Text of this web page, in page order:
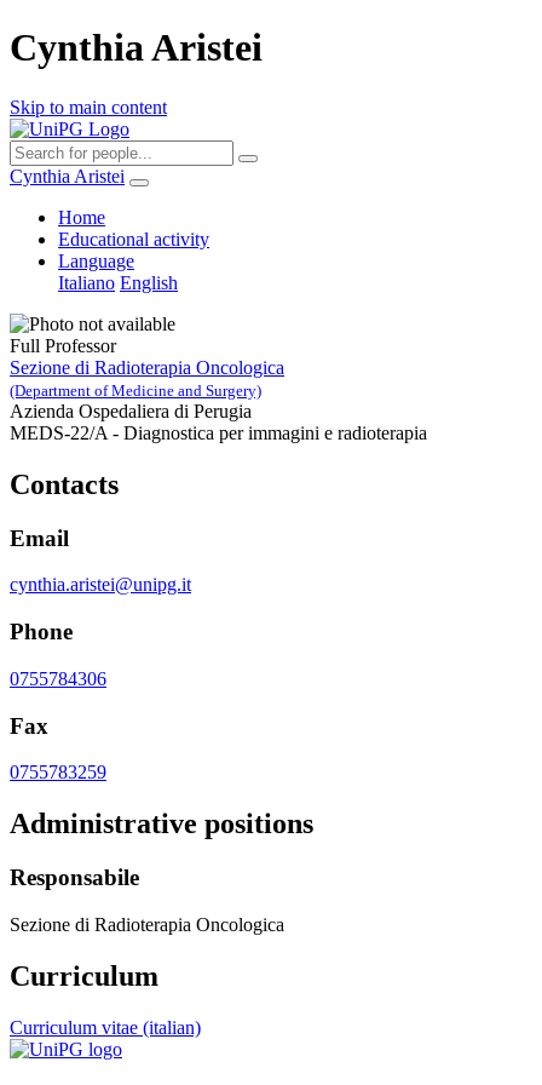
Cynthia Aristei
Skip to main content
Cynthia Aristei
Home
Educational activity
Language
Italiano English
Full Professor
Sezione di Radioterapia Oncologica
(Department of Medicine and Surgery)
Azienda Ospedaliera di Perugia
MEDS-22/A - Diagnostica per immagini e radioterapia
Contacts
Email
cynthia.aristei@unipg.it
Phone
0755784306
Fax
0755783259
Administrative positions
Responsabile
Sezione di Radioterapia Oncologica
Curriculum
Curriculum vitae (italian)